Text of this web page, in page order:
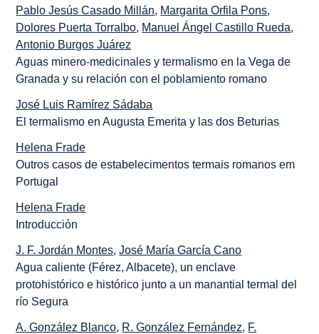
Pablo Jesús Casado Millán, Margarita Orfila Pons,
Dolores Puerta Torralbo, Manuel Ángel Castillo Rueda,
Antonio Burgos Juárez
Aguas minero-medicinales y termalismo en la Vega de
Granada y su relación con el poblamiento romano
José Luis Ramírez Sádaba
El termalismo en Augusta Emerita y las dos Beturias
Helena Frade
Outros casos de estabelecimentos termais romanos em
Portugal
Helena Frade
Introducción
J. F. Jordán Montes,José María García Cano
Agua caliente (Férez, Albacete), un enclave
protohistórico e histórico junto a un manantial termal del
río Segura
A. González Blanco, R. González Fernández, F.